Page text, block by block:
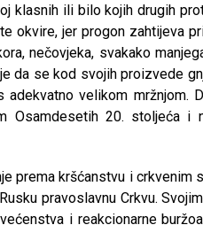
klasnih ili bilo kojih drugih
okvire, jer progon zahtijeva
nečovjeka, svakako
da se kod svojih proizvede
velikom mržnjom.
Osamdesetih 20. stoljeća i
prema kršćanstvu i crkvenim
pravoslavnu Crkvu.
i reakcionarne